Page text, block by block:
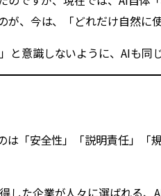
、今は、「どれだけ自然に
意識しないように、AIも同
「安全性」「説明責任」「